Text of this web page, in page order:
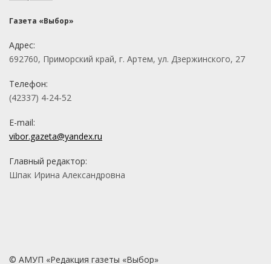
Газета «Выбор»
Адрес:
692760, Приморский край, г. Артем, ул. Дзержинского, 27
Телефон:
(42337) 4-24-52
E-mail:
vibor.gazeta@yandex.ru
Главный редактор:
Шпак Ирина Александровна
© АМУП «Редакция газеты «Выбор»